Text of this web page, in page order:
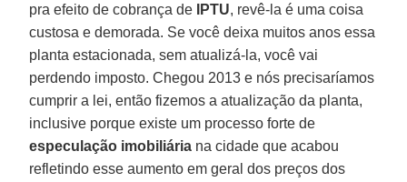
pra efeito de cobrança de
IPTU, revê-la é uma coisa
custosa e demorada. Se você deixa mui­tos anos essa
planta estacionada, sem atualizá-la, você vai
perdendo imposto. Chegou 2013 e nós precisaríamos
cum­prir a lei, então fizemos a atualização da planta,
inclusive porque existe um processo forte de
especulação imobi­liária na cidade que acabou
refletindo esse aumento em geral dos preços dos